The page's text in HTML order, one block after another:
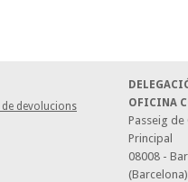
OFICINA
Passeig de
Principal
08008 -
(Barcelona)
de devolucions